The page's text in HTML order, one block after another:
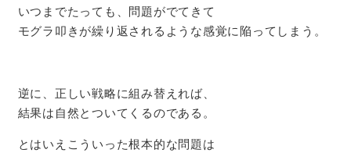
いつまでたっても、問題がでてきて
モグラ叩きが繰り返されるような感覚に陥ってしまう。
逆に、正しい戦略に組み替えれば、
結果は自然とついてくるのである。
とはいえこういった根本的な問題は